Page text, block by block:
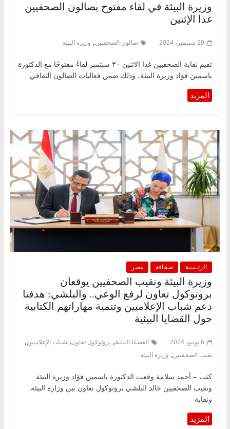
وزيرة البيئة في لقاء مفتوح بصالون الصحفيين
غدا الإثنين
29 سبتمبر، 2024 صالون الصحفيين, وزيرة البيئة
تقيم نقابة الصحفيين غدا الاثنين ٣٠ سبتمبر لقاءً مفتوحًا مع الدكتورة
ياسمين فؤاد وزيرة البيئة، وذلك ضمن فعاليات الصالون الثقافي
الرئيسية صحافة مصر
وزيرة البيئة ونقيب الصحفيين يوقعان
بروتوكول تعاون لرفع الوعي.. والبلشي: هدفنا
دعم شباب الإعلاميين وتنمية مهاراتهم الكتابية
حول القضايا البيئية
6 يونيو، 2024 القضايا البيئية, بروتوكول تعاون, شباب الإعلاميين,
نقيب الصحفيين, وزيرة البيئة
كتب – أحمد سلامة وقعت الدكتورة ياسمين فؤاد وزيرة البيئة
ونقيب الصحفيين خالد البلشي بروتوكول تعاون بين وزارة البيئة
ونقابة